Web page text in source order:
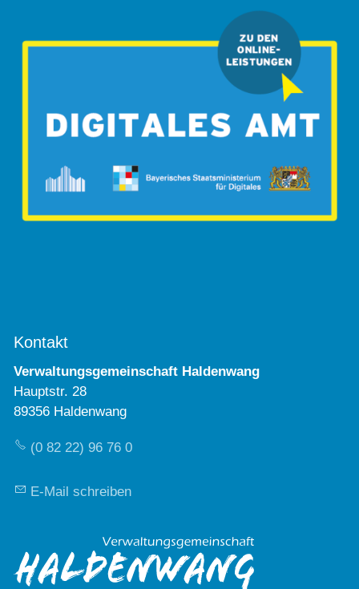
Kontakt
Verwaltungsgemeinschaft Haldenwang
Hauptstr. 28
89356 Haldenwang
(0 82 22) 96 76 0
E-Mail schreiben